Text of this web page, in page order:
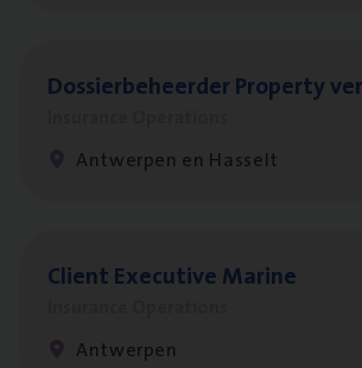
Dos­sier­be­heer­der Pro­per­ty
Antwerpen en Hasselt
Client Exe­cu­ti­ve Marine
Antwerpen